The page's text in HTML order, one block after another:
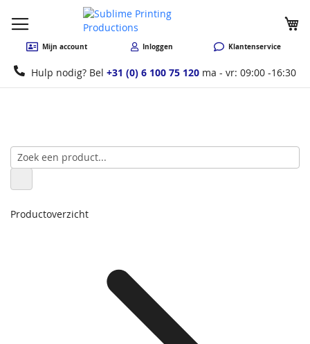
Mijn account Inloggen Klantenservice
Hulp nodig? Bel +31 (0) 6 100 75 120 ma - vr: 09:00 -16:30
Productoverzicht